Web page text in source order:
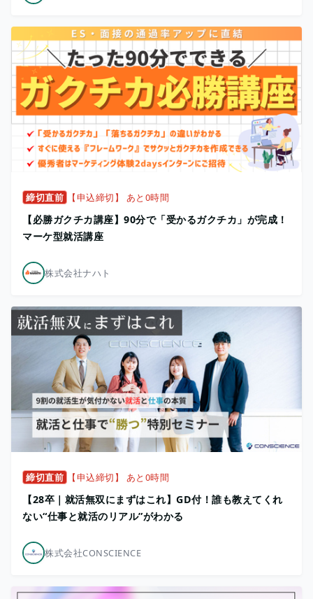
締切直前 【申込締切】 あと0時間
【必勝ガクチカ講座】90分で「受かるガクチカ」が完成！
マーケ型就活講座
株式会社ナハト
締切直前 【申込締切】 あと0時間
【28卒｜就活無双にまずはこれ】GD付！誰も教えてくれ
ない“仕事と就活のリアル”がわかる
株式会社CONSCIENCE